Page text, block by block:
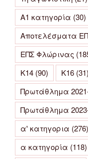
Α1 κατηγορία (30)
Αποτελέσματα
ΕΠΣ Φλώρινας
Κ14 (90) Κ16 (31)
Πρωτάθλημα
Πρωτάθλημα
α' κατηγορια (276)
α κατηγορία (118)